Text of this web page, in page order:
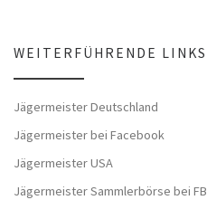
WEITERFÜHRENDE LINKS
Jägermeister Deutschland
Jägermeister bei Facebook
Jägermeister USA
Jägermeister Sammlerbörse bei FB